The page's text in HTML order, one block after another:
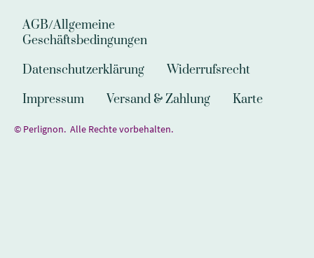
AGB/Allgemeine
Geschäftsbedingungen
Datenschutzerklärung
Widerrufsrecht
Impressum
Versand & Zahlung Karte
© Perlignon. Alle Rechte vorbehalten.